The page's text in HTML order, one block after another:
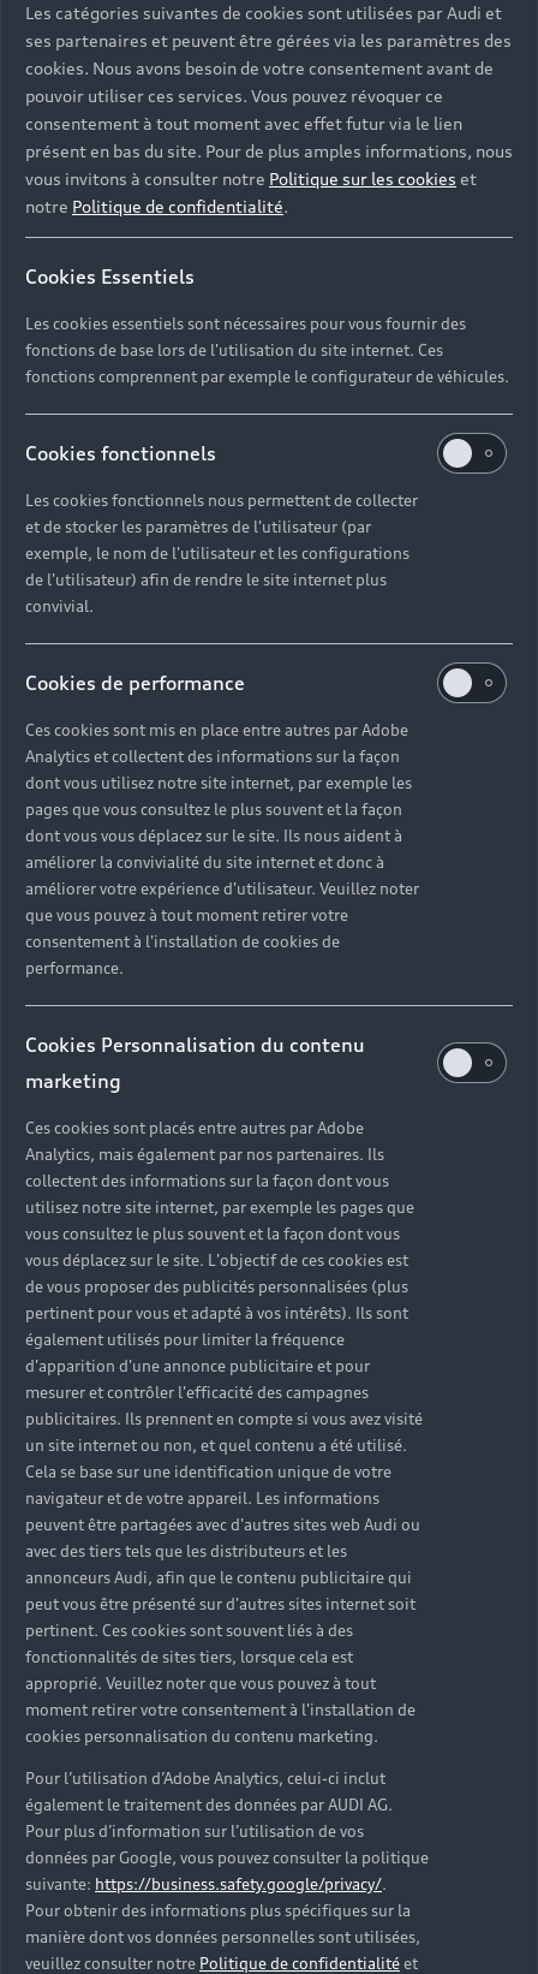
Les catégories suivantes de cookies sont utilisées par Audi et
ses partenaires et peuvent être gérées via les paramètres des
cookies. Nous avons besoin de votre consentement avant de
pouvoir utiliser ces services. Vous pouvez révoquer ce
consentement à tout moment avec effet futur via le lien
présent en bas du site. Pour de plus amples informations, nous
vous invitons à consulter notre Politique sur les cookies et
notre Politique de confidentialité.
Cookies Essentiels
Les cookies essentiels sont nécessaires pour vous fournir des
fonctions de base lors de l'utilisation du site internet. Ces
fonctions comprennent par exemple le configurateur de véhicules.
Cookies fonctionnels
Les cookies fonctionnels nous permettent de collecter
et de stocker les paramètres de l'utilisateur (par
exemple, le nom de l'utilisateur et les configurations
de l'utilisateur) afin de rendre le site internet plus
convivial.
Cookies de performance
Ces cookies sont mis en place entre autres par Adobe
Analytics et collectent des informations sur la façon
dont vous utilisez notre site internet, par exemple les
pages que vous consultez le plus souvent et la façon
dont vous vous déplacez sur le site. Ils nous aident à
améliorer la convivialité du site internet et donc à
améliorer votre expérience d'utilisateur. Veuillez noter
que vous pouvez à tout moment retirer votre
consentement à l'installation de cookies de
performance.
Cookies Personnalisation du contenu
marketing
Ces cookies sont placés entre autres par Adobe
Analytics, mais également par nos partenaires. Ils
collectent des informations sur la façon dont vous
utilisez notre site internet, par exemple les pages que
vous consultez le plus souvent et la façon dont vous
vous déplacez sur le site. L'objectif de ces cookies est
de vous proposer des publicités personnalisées (plus
pertinent pour vous et adapté à vos intérêts). Ils sont
également utilisés pour limiter la fréquence
d'apparition d'une annonce publicitaire et pour
mesurer et contrôler l'efficacité des campagnes
publicitaires. Ils prennent en compte si vous avez visité
un site internet ou non, et quel contenu a été utilisé.
Cela se base sur une identification unique de votre
navigateur et de votre appareil. Les informations
peuvent être partagées avec d'autres sites web Audi ou
avec des tiers tels que les distributeurs et les
annonceurs Audi, afin que le contenu publicitaire qui
peut vous être présenté sur d'autres sites internet soit
pertinent. Ces cookies sont souvent liés à des
fonctionnalités de sites tiers, lorsque cela est
approprié. Veuillez noter que vous pouvez à tout
moment retirer votre consentement à l'installation de
cookies personnalisation du contenu marketing.
Pour l’utilisation d’Adobe Analytics, celui-ci inclut
également le traitement des données par AUDI AG.
Pour plus d’information sur l’utilisation de vos
données par Google, vous pouvez consulter la politique
suivante: https://business.safety.google/privacy/.
Pour obtenir des informations plus spécifiques sur la
manière dont vos données personnelles sont utilisées,
veuillez consulter notre Politique de confidentialitéet